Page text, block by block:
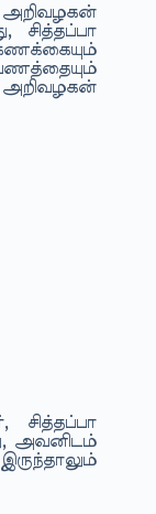
அறிவழகன்
சித்தப்பா
அறிவழகன்
அவனிடம்